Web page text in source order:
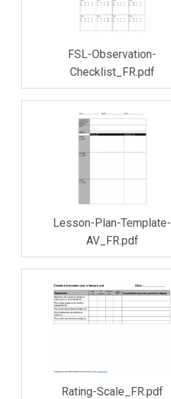
FSL-Observation-
Checklist_FR.pdf
Lesson-Plan-Template-
AV_FR.pdf
Rating-Scale_FR.pdf